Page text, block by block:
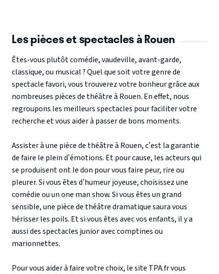
Les pièces et spectacles à Rouen
Êtes-vous plutôt comédie, vaudeville, avant-garde,
classique, ou musical ? Quel que soit votre genre de
spectacle favori, vous trouverez votre bonheur grâce aux
nombreuses pièces de théâtre à Rouen. En effet, nous
regroupons les meilleurs spectacles pour faciliter votre
recherche et vous aider à passer de bons moments.
Assister à une pièce de théâtre à Rouen, c’est la garantie
de faire le plein d’émotions. Et pour cause, les acteurs qui
se produisent ont le don pour vous faire peur, rire ou
pleurer. Si vous êtes d’humeur joyeuse, choisissez une
comédie ou un one man show. Si vous êtes un grand
sensible, une pièce de théâtre dramatique saura vous
hérisser les poils. Et si vous êtes avec vos enfants, il y a
aussi des spectacles junior avec comptines ou
marionnettes.
Pour vous aider à faire votre choix, le site TPA.fr vous